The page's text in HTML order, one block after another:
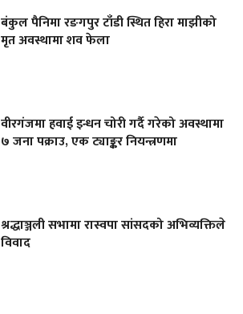
बंकुल पैनिमा रङगपुर टाँडी स्थित हिरा माझीको
मृत अवस्थामा शव फेला
वीरगंजमा हवाई इन्धन चोरी गर्दै गरेको अवस्थामा
७ जना पक्राउ, एक ट्याङ्कर नियन्त्रणमा
श्रद्धाञ्जली सभामा रास्वपा सांसदको अभिव्यक्तिले
विवाद